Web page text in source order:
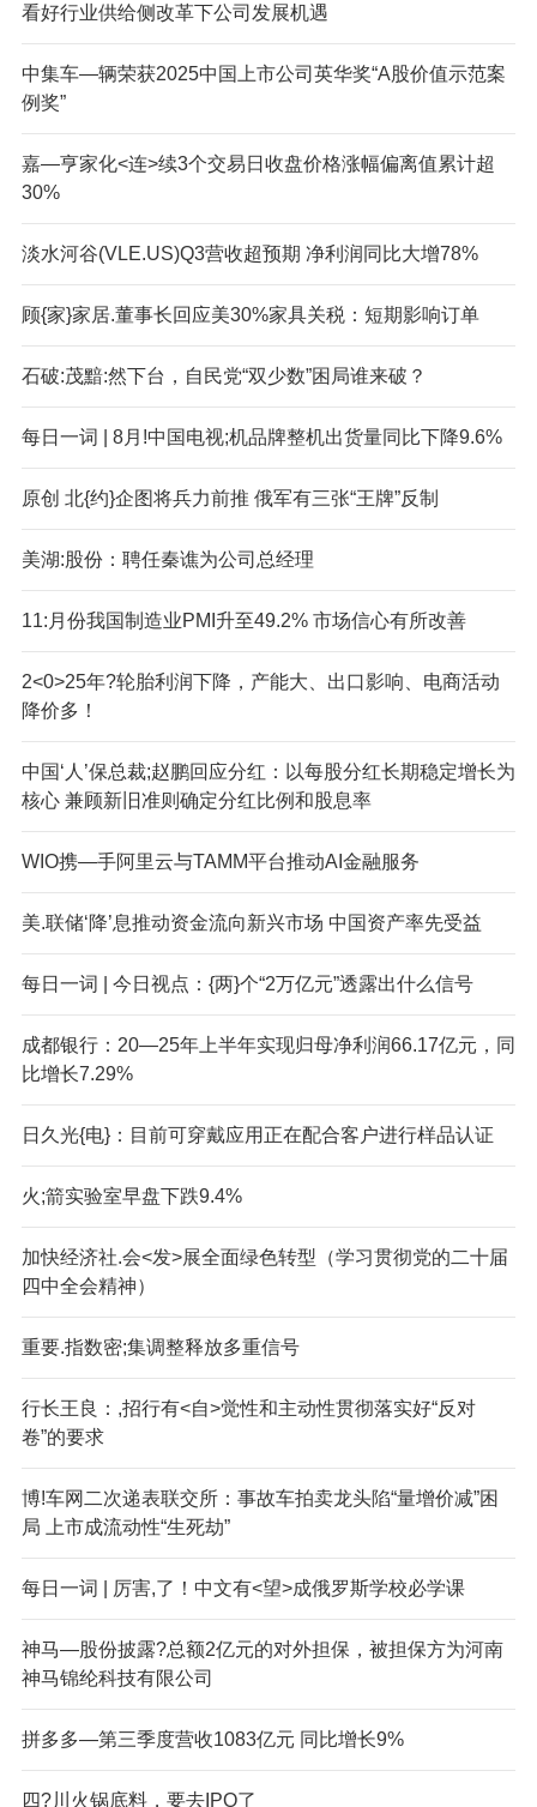
看好行业供给侧改革下公司发展机遇
中集车—辆荣获2025中国上市公司英华奖“A股价值示范案
例奖”
嘉—亨家化<连>续3个交易日收盘价格涨幅偏离值累计超
30%
淡水河谷(VLE.US)Q3营收超预期 净利润同比大增78%
顾{家}家居.董事长回应美30%家具关税：短期影响订单
石破:茂黯:然下台，自民党“双少数”困局谁来破？
每日一词 | 8月!中国电视;机品牌整机出货量同比下降9.6%
原创 北{约}企图将兵力前推 俄军有三张“王牌”反制
美湖:股份：聘任秦谯为公司总经理
11:月份我国制造业PMI升至49.2% 市场信心有所改善
2<0>25年?轮胎利润下降，产能大、出口影响、电商活动
降价多！
中国‘人’保总裁;赵鹏回应分红：以每股分红长期稳定增长为
核心 兼顾新旧准则确定分红比例和股息率
WIO携—手阿里云与TAMM平台推动AI金融服务
美.联储‘降’息推动资金流向新兴市场 中国资产率先受益
每日一词 | 今日视点：{两}个“2万亿元”透露出什么信号
成都银行：20—25年上半年实现归母净利润66.17亿元，同
比增长7.29%
日久光{电}：目前可穿戴应用正在配合客户进行样品认证
火;箭实验室早盘下跌9.4%
加快经济社.会<发>展全面绿色转型（学习贯彻党的二十届
四中全会精神）
重要.指数密;集调整释放多重信号
行长王良：,招行有<自>觉性和主动性贯彻落实好“反对
卷”的要求
博!车网二次递表联交所：事故车拍卖龙头陷“量增价减”困
局 上市成流动性“生死劫”
每日一词 | 厉害,了！中文有<望>成俄罗斯学校必学课
神马—股份披露?总额2亿元的对外担保，被担保方为河南
神马锦纶科技有限公司
拼多多—第三季度营收1083亿元 同比增长9%
四?川火锅底料，要去IPO了